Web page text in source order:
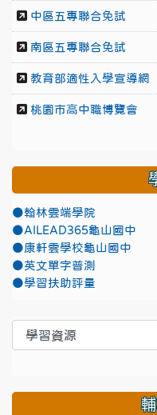
中區五專聯合免試
南區五專聯合免試
教育部適性入學宣導網
桃園市高中職博覽會
●翰林雲端學院
●AILEAD365龜山國中
●康軒雲學校龜山國中
●英文單字普測
●學習扶助評量